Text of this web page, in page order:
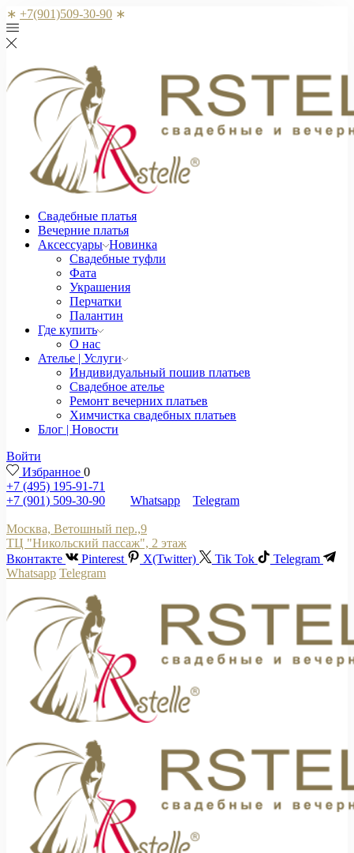
∗ +7(901)509-30-90 ∗
Свадебные платья
Вечерние платья
Аксессуары Новинка
Свадебные туфли
Фата
Украшения
Перчатки
Палантин
Где купить
О нас
Ателье | Услуги
Индивидуальный пошив платьев
Свадебное ателье
Ремонт вечерних платьев
Химчистка свадебных платьев
Блог | Новости
Войти
Избранное 0
+7 (495) 195-91-71
+7 (901) 509-30-90
Whatsapp Telegram
Москва, Ветошный пер.,9
ТЦ "Никольский пассаж", 2 этаж
Вконтакте
Pinterest X(Twitter) Tik Tok
Telegram
Whatsapp Telegram